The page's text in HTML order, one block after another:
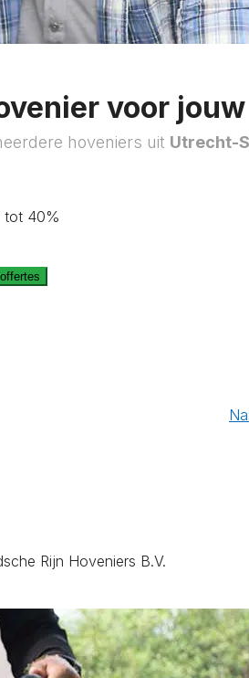
voor
hoveniers uit Utrecht-
tot 40%
Rijn Hoveniers B.V.